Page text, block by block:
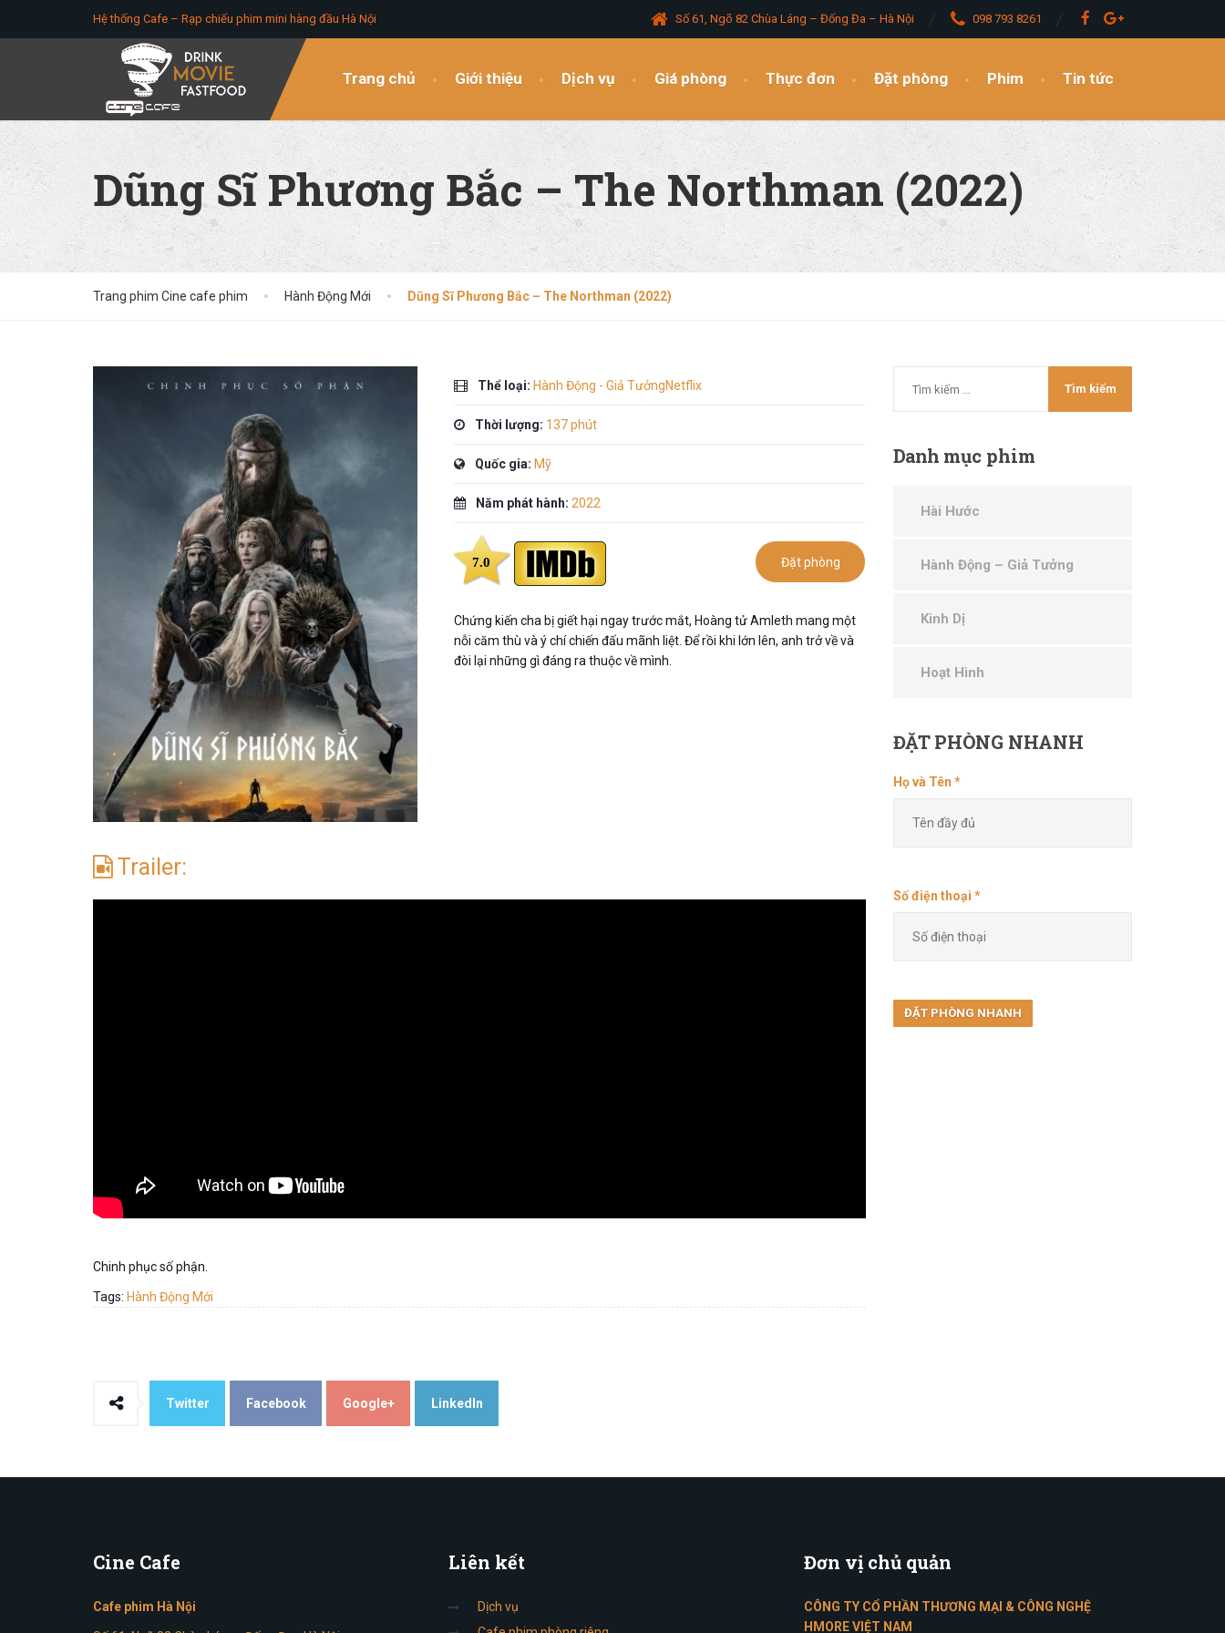
Hệ thống Cafe – Rạp chiếu phim mini hàng đầu Hà Nội Số 61, Ngõ 82 Chùa Láng – Đống Đa – Hà Nội 098 793 8261
Trang chủ Giới thiệu Dịch vụ Giá phòng Thực đơn Đặt phòng Phim Tin tức
Dũng Sĩ Phương Bắc – The Northman (2022)
Trang phim Cine cafe phim Hành Động Mới Dũng Sĩ Phương Bắc – The Northman (2022)
Thể loại: Hành Động - Giả TưởngNetflix
Thời lượng: 137 phút
Quốc gia: Mỹ
Năm phát hành: 2022
7.0 Đặt phòng
Chứng kiến cha bị giết hại ngay trước mắt, Hoàng tử Amleth mang một
nỗi căm thù và ý chí chiến đấu mãnh liệt. Để rồi khi lớn lên, anh trở về và
đòi lại những gì đáng ra thuộc về mình.
Trailer:
Chinh phục số phận.
Tags: Hành Động Mới
Twitter Facebook Google+ LinkedIn
Danh mục phim
Hài Hước
Hành Động – Giả Tưởng
Kinh Dị
Hoạt Hình
ĐẶTPHÒNG NHANH
Họ và Tên *
Số điện thoại *
Cine Cafe
Cafe phim Hà Nội
Liên kết
Dịch vụ
Đơn vị chủ quản
CÔNG TY CỔ PHẦN THƯƠNG MẠI & CÔNG NGHỆ
HMORE VIỆT NAM